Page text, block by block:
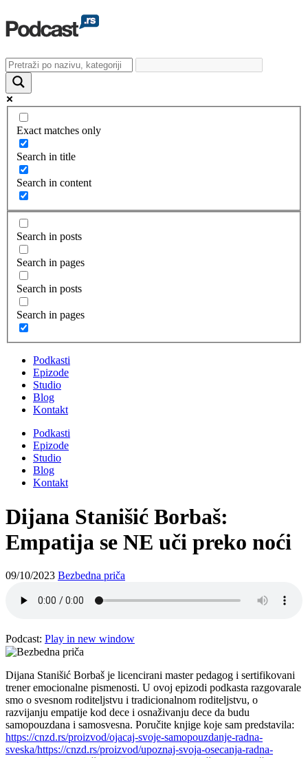
Exact matches only
Search in title
Search in content
Search in posts
Search in pages
Search in posts
Search in pages
Podkasti
Epizode
Studio
Blog
Kontakt
Podkasti
Epizode
Studio
Blog
Kontakt
Dijana Stanišić Borbaš:
Empatija se NE uči preko noći
09/10/2023 Bezbedna priča
Podcast: Play in new window
Dijana Stanišić Borbaš je licencirani master pedagog i sertifikovani
trener emocionalne pismenosti. U ovoj epizodi podkasta razgovarale
smo o svesnom roditeljstvu i tradicionalnom roditeljstvu, o
razvijanju empatije kod dece i osnaživanju dece da budu
samopouzdana i samosvesna. Poručite knjige koje sam predstavila:
https://cnzd.rs/proizvod/ojacaj-svoje-samopouzdanje-radna-
sveska/https://cnzd.rs/proizvod/upoznaj-svoja-osecanja-radna-